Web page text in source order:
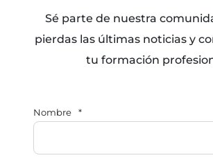
Sé parte de nuestra
pierdas las últimas noticias y
tu formación
Nombre *